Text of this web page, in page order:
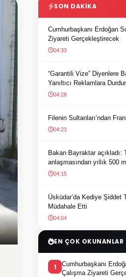
SON DAKIKA
Cumhurbaşkanı Erdoğan
Ziyareti Gerçekleştirecek
04:33
“Garantili Vize” Diyenlere
Yanıltıcı Reklamlara
04:28
Filenin Sultanları’ndan
04:23
Bakan Bayraktar açıkladı:
anlaşmasından yıllık 500
04:15
Üsküdar’da Kediye Şiddet
Müdahale Etti
04:04
EN ÇOK OKUNANLAR
1
Cumhurbaşkanı
Çalışma Ziyareti